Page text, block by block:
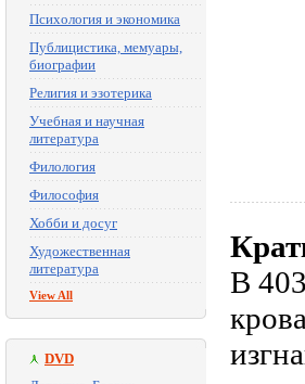
Психология и экономика
Публицистика, мемуары,
биографии
Религия и эзотерика
Учебная и научная
литература
Филология
Философия
Хобби и досуг
Художественная
литература
View All
DVD
В